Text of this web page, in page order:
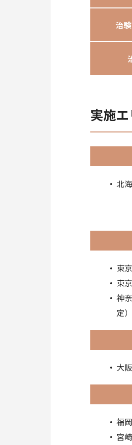
治
実施エ
北
東
東
神
定）
大
福
宮